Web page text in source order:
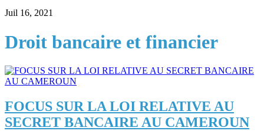
Juil 16, 2021
Droit bancaire et financier
FOCUS SUR LA LOI RELATIVE AU
SECRET BANCAIRE AU CAMEROUN